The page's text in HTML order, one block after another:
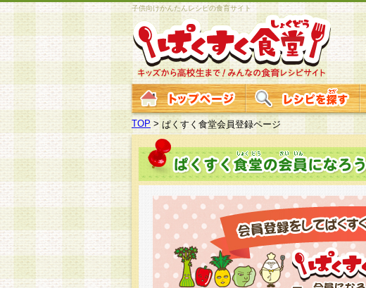
子供向けかんたんレシピの食育サイト
TOP >ぱくすく食堂会員登録ページ